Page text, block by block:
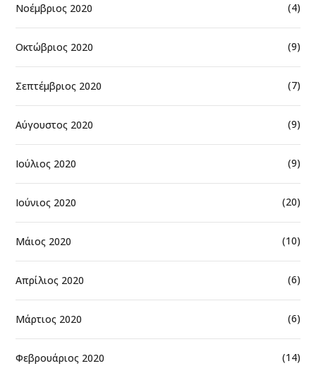
Νοέμβριος 2020 (4)
Οκτώβριος 2020 (9)
Σεπτέμβριος 2020 (7)
Αύγουστος 2020 (9)
Ιούλιος 2020 (9)
Ιούνιος 2020 (20)
Μάιος 2020 (10)
Απρίλιος 2020 (6)
Μάρτιος 2020 (6)
Φεβρουάριος 2020 (14)